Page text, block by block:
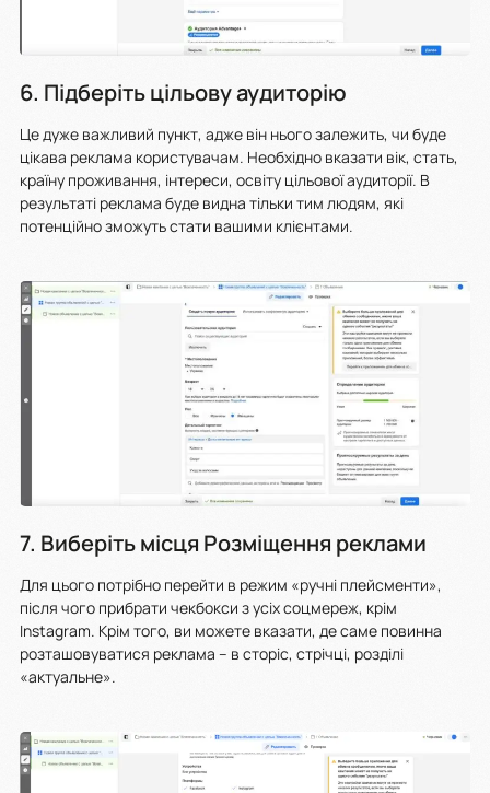
6. Підберіть цільову аудиторію
Це дуже важливий пункт, адже він нього залежить, чи буде
цікава реклама користувачам. Необхідно вказати вік, стать,
країну проживання, інтереси, освіту цільової аудиторії. В
результаті реклама буде видна тільки тим людям, які
потенційно зможуть стати вашими клієнтами.
7. Виберіть місця Розміщення реклами
Для цього потрібно перейти в режим «ручні плейсменти»,
після чого прибрати чекбокси з усіх соцмереж, крім
Instagram. Крім того, ви можете вказати, де саме повинна
розташовуватися реклама – в сторіс, стрічці, розділі
«актуальне».